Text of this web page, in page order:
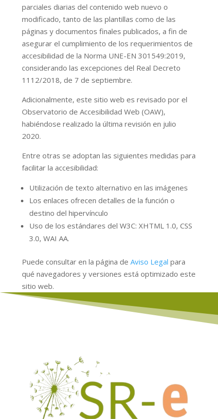
parciales diarias del contenido web nuevo o
modificado, tanto de las plantillas como de las
páginas y documentos finales publicados, a fin de
asegurar el cumplimiento de los requerimientos de
accesibilidad de la Norma UNE-EN 301549:2019,
considerando las excepciones del Real Decreto
1112/2018, de 7 de septiembre.
Adicionalmente, este sitio web es revisado por el
Observatorio de Accesibilidad Web (OAW),
habiéndose realizado la última revisión en julio
2020.
Entre otras se adoptan las siguientes medidas para
facilitar la accesibilidad:
Utilización de texto alternativo en las imágenes
Los enlaces ofrecen detalles de la función o
destino del hipervínculo
Uso de los estándares del W3C: XHTML 1.0, CSS
3.0, WAI AA.
Puede consultar en la página de Aviso Legal para
qué navegadores y versiones está optimizado este
sitio web.